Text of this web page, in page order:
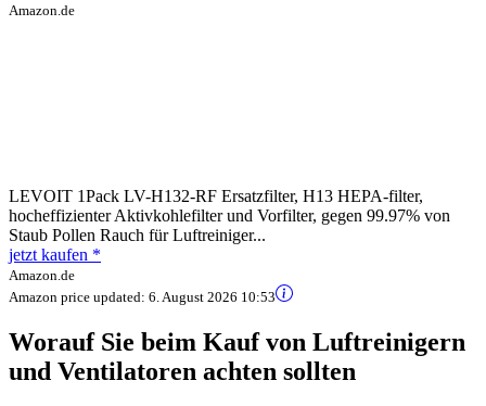
Amazon.de
LEVOIT 1Pack LV-H132-RF Ersatzfilter, H13 HEPA-filter,
hocheffizienter Aktivkohlefilter und Vorfilter, gegen 99.97% von
Staub Pollen Rauch für Luftreiniger...
jetzt kaufen *
Amazon.de
Amazon price updated: 6. August 2026 10:53
Worauf Sie beim Kauf von Luftreinigern
und Ventilatoren achten sollten